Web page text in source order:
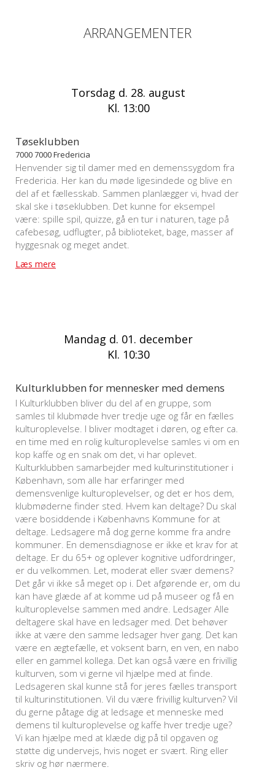
ARRANGEMENTER
Torsdag d. 28. august
Kl. 13:00
Tøseklubben
7000 7000 Fredericia
Henvender sig til damer med en demenssygdom fra
Fredericia. Her kan du møde ligesindede og blive en
del af et fællesskab. Sammen planlægger vi, hvad der
skal ske i tøseklubben. Det kunne for eksempel
være: spille spil, quizze, gå en tur i naturen, tage på
cafebesøg, udflugter, på biblioteket, bage, masser af
hyggesnak og meget andet.
Læs mere
Mandag d. 01. december
Kl. 10:30
Kulturklubben for mennesker med demens
I Kulturklubben bliver du del af en gruppe, som
samles til klubmøde hver tredje uge og får en fælles
kulturoplevelse. I bliver modtaget i døren, og efter ca.
en time med en rolig kulturoplevelse samles vi om en
kop kaffe og en snak om det, vi har oplevet.
Kulturklubben samarbejder med kulturinstitutioner i
København, som alle har erfaringer med
demensvenlige kulturoplevelser, og det er hos dem,
klubmøderne finder sted. Hvem kan deltage? Du skal
være bosiddende i Københavns Kommune for at
deltage. Ledsagere må dog gerne komme fra andre
kommuner. En demensdiagnose er ikke et krav for at
deltage. Er du 65+ og oplever kognitive udfordringer,
er du velkommen. Let, moderat eller svær demens?
Det går vi ikke så meget op i. Det afgørende er, om du
kan have glæde af at komme ud på museer og få en
kulturoplevelse sammen med andre. Ledsager Alle
deltagere skal have en ledsager med. Det behøver
ikke at være den samme ledsager hver gang. Det kan
være en ægtefælle, et voksent barn, en ven, en nabo
eller en gammel kollega. Det kan også være en frivillig
kulturven, som vi gerne vil hjælpe med at finde.
Ledsageren skal kunne stå for jeres fælles transport
til kulturinstitutionen. Vil du være frivillig kulturven? Vil
du gerne påtage dig at ledsage et menneske med
demens til kulturoplevelse og kaffe hver tredje uge?
Vi kan hjælpe med at klæde dig på til opgaven og
støtte dig undervejs, hvis noget er svært. Ring eller
skriv og hør nærmere.